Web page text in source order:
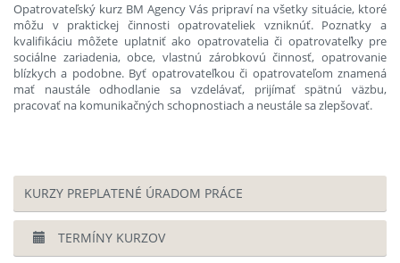
Opatrovateľský kurz BM Agency Vás pripraví na všetky situácie, ktoré
môžu v praktickej činnosti opatrovateliek vzniknúť. Poznatky a
kvalifikáciu môžete uplatniť ako opatrovatelia či opatrovateľky pre
sociálne zariadenia, obce, vlastnú zárobkovú činnosť, opatrovanie
blízkych a podobne. Byť opatrovateľkou či opatrovateľom znamená
mať naustále odhodlanie sa vzdelávať, prijímať spätnú väzbu,
pracovať na komunikačných schopnostiach a neustále sa zlepšovať.
KURZY PREPLATENÉ ÚRADOM PRÁCE
TERMÍNY KURZOV